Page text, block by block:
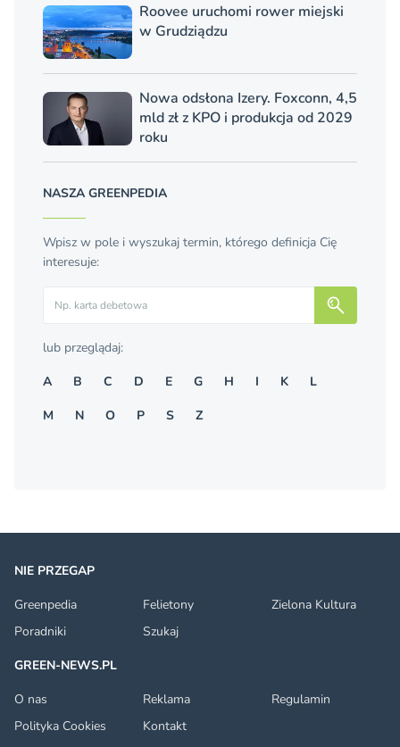
Roovee uruchomi rower miejski
w Grudziądzu
Nowa odsłona Izery. Foxconn, 4,5
mld zł z KPO i produkcja od 2029
roku
NASZA GREENPEDIA
Wpisz w pole i wyszukaj termin, którego definicja Cię
interesuje:
lub przeglądaj:
A
B C D E G H I K
L
M
N O P S Z
NIE PRZEGAP
Greenpedia
Felietony
Zielona Kultura
Poradniki
Szukaj
GREEN-NEWS.PL
O nas
Reklama
Regulamin
Polityka Cookies
Kontakt